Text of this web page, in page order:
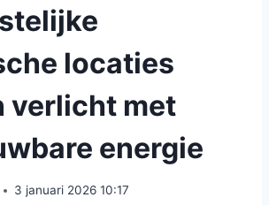
locaties
verlicht met
energie
3 januari 2026 10:17